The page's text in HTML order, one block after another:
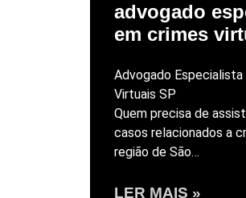
advogado
em crimes
Advogado Especialista
Virtuais SP
Quem precisa de
casos relacionados a
região de São…
LER MAIS »